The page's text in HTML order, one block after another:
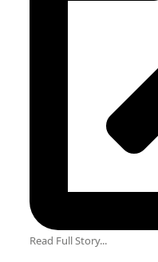
Read Full Story...